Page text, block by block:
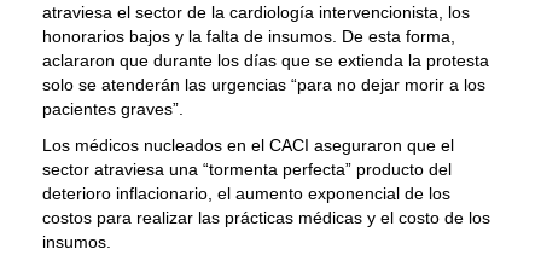
atraviesa el sector de la cardiología intervencionista, los
honorarios bajos y la falta de insumos. De esta forma,
aclararon que durante los días que se extienda la protesta
solo se atenderán las urgencias “para no dejar morir a los
pacientes graves”.
Los médicos nucleados en el CACI aseguraron que el
sector atraviesa una “tormenta perfecta” producto del
deterioro inflacionario, el aumento exponencial de los
costos para realizar las prácticas médicas y el costo de los
insumos.